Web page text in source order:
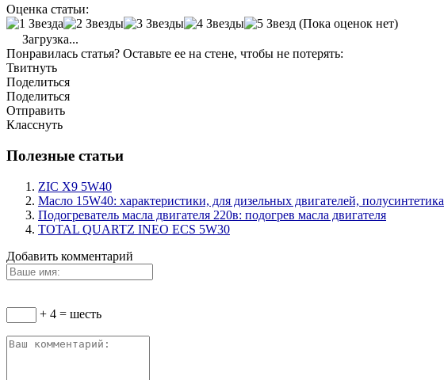
Оценка статьи:
(Пока оценок нет)
Загрузка...
Понравилась статья? Оставьте ее на стене, чтобы не потерять:
Твитнуть
Поделиться
Поделиться
Отправить
Класснуть
Полезные статьи
ZIC X9 5W40
Масло 15W40: характеристики, для дизельных двигателей, полусинтетика
Подогреватель масла двигателя 220в: подогрев масла двигателя
TOTAL QUARTZ INEO ECS 5W30
Добавить комментарий
+ 4 = шесть